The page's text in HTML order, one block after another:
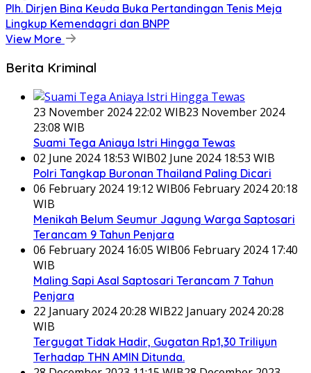
Plh. Dirjen Bina Keuda Buka Pertandingan Tenis Meja
Lingkup Kemendagri dan BNPP
View More
Berita Kriminal
23 November 2024 22:02 WIB23 November 2024
23:08 WIB
Suami Tega Aniaya Istri Hingga Tewas
02 June 2024 18:53 WIB02 June 2024 18:53 WIB
Polri Tangkap Buronan Thailand Paling Dicari
06 February 2024 19:12 WIB06 February 2024 20:18
WIB
Menikah Belum Seumur Jagung Warga Saptosari
Terancam 9 Tahun Penjara
06 February 2024 16:05 WIB06 February 2024 17:40
WIB
Maling Sapi Asal Saptosari Terancam 7 Tahun
Penjara
22 January 2024 20:28 WIB22 January 2024 20:28
WIB
Tergugat Tidak Hadir, Gugatan Rp1,30 Triliyun
Terhadap THN AMIN Ditunda.